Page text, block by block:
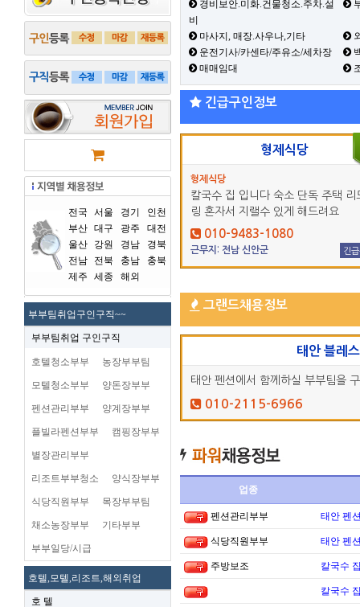
전국 서울 경기
인천
부산 대구 광주
대전
울산
강원 경남
경북
전남
전북 충남
충북
제주
세종 해외
부부팀취업구인구직~~
부부팀취업 구인구직
호텔청소부부 농장부부팀
모텔청소부부 양돈장부부
펜션관리부부 양계장부부
플빌라펜션부부 캠핑장부부
별장관리부부
리조트부부청소 양식장부부
식당직원부부 목장부부팀
채소농장부부 기타부부
부부일당/시급
호텔,모텔,리조트,해외취업
호 텔
경비보안.미화.건물청소.주차.설
비
마사지, 매장.사우나,기타
운전기사/카센타/주유소/세차장
매매임대
긴급구인정보
형제식당
형제식당
칼국수 집 입니다 숙소 단독 주택 리
링 혼자서 지랠수 있게 해드려요
010-9483-1080
근무지: 전남 신안군 긴
그랜드채용정보
태안 블레
태안 펜션에서 함께하실 부부팀을
010-2115-6966
업종
펜션관리부부 태안 펜
식당직원부부 태안 펜
주방보조 칼국수
칼국수